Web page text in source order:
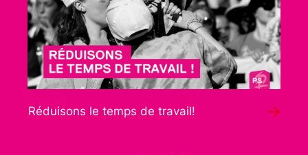
Réduisons le temps de travail!